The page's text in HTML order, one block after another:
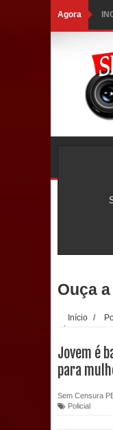
Agora
Ouça
Início /
dar carona
Jovem é
para
Sem Censura
Policial